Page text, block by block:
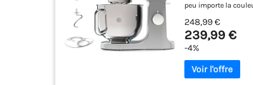
peu importe la
sous une forte
éclaboussures
de vitesse
adaptée pour le
Kenwood peuvent
résistantes au lave-
248,99 €
239,99 €
-4%